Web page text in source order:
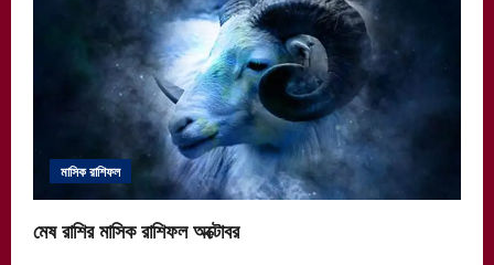
মাসিক রাশিফল
মেষ রাশির মাসিক রাশিফল অক্টোবর